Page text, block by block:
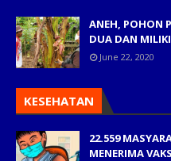
ANEH, POHON
DUA DAN
June 22, 2020
KESEHATAN
22.559
MENERIMA